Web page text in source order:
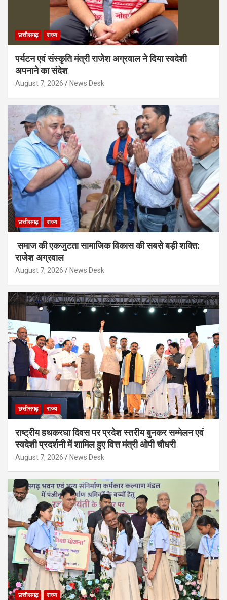
छत्तीसगढ़ राज्य
पर्यटन एवं संस्कृति मंत्री राजेश अग्रवाल ने दिया स्वदेशी
अपनाने का संदेश
August 7, 2026 News Desk
छत्तीसगढ़ राज्य
समाज की एकजुटता सामाजिक विकास की सबसे बड़ी शक्ति:
राजेश अग्रवाल
August 7, 2026 News Desk
छत्तीसगढ़ राज्य
राष्ट्रीय हथकरघा दिवस पर प्रदेश स्तरीय बुनकर सम्मेलन एवं
स्वदेशी प्रदर्शनी में शामिल हुए वित्त मंत्री ओपी चौधरी
August 7, 2026 News Desk
छत्तीसगढ़ राज्य